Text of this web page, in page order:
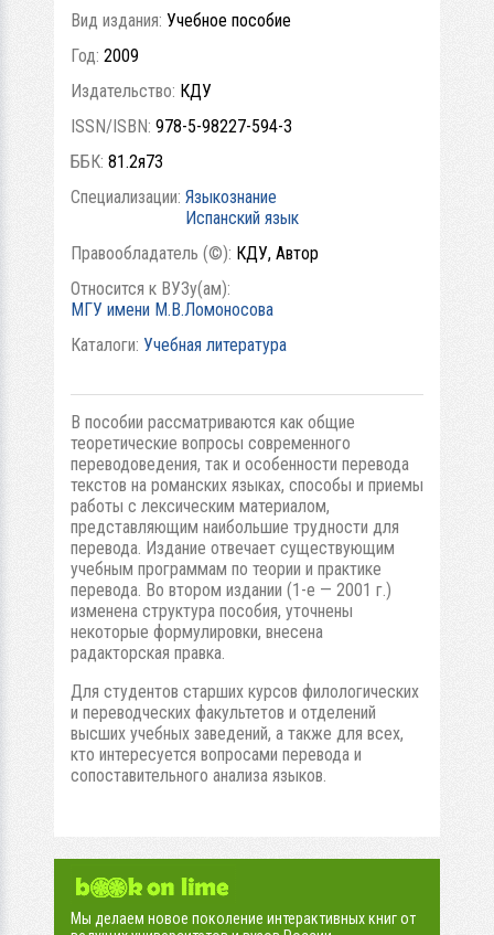
Вид издания: Учебное пособие
Год: 2009
Издательство: КДУ
ISSN/ISBN: 978-5-98227-594-3
ББК: 81.2я73
Специализации: Языкознание
Испанский язык
Правообладатель (©): КДУ, Автор
Относится к ВУЗу(ам):
МГУ имени М.В.Ломоносова
Каталоги: Учебная литература
В пособии рассматриваются как общие
теоретические вопросы современного
переводоведения, так и особенности перевода
текстов на романских языках, способы и приемы
работы с лексическим мате­риалом,
представляющим наибольшие трудности для
перевода. Издание отвечает существующим
учебным программам по теории и практике
перевода. Во втором издании (1-е — 2001 г.)
изменена структура пособия, уточнены
некоторые формулировки, внесена
радакторская правка.
Для студентов старших курсов филологических
и переводче­ских факультетов и отделений
высших учебных заведений, а также для всех,
кто интересуется вопросами перевода и
сопоставительного анализа языков.
Мы делаем новое поколение интерактивных книг от